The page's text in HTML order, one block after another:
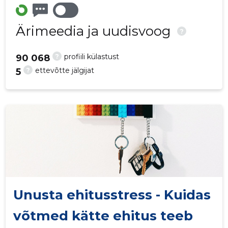
Ärimeedia ja uudisvoog ?
? profiili külastust
90 068
? ettevõtte jälgijat
5
Unusta ehitusstress - Kuidas
võtmed kätte ehitus teeb